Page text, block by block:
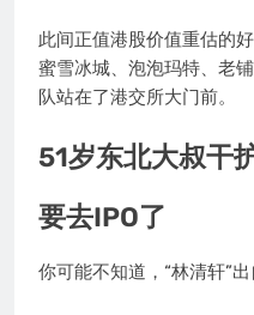
此间正值港股价值重估的
蜜雪冰城、泡泡玛特、老
队站在了港交所大门前。
51岁东北大叔干
要去IPO了
你可能不知道，“林清轩”